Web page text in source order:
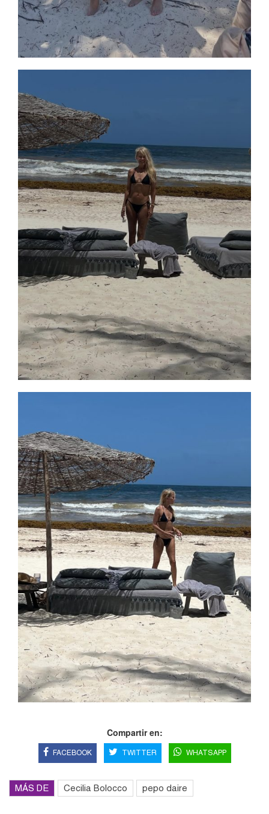
Compartir en:
FACEBOOK TWITTER WHATSAPP
MÁS DE Cecilia Bolocco pepo daire